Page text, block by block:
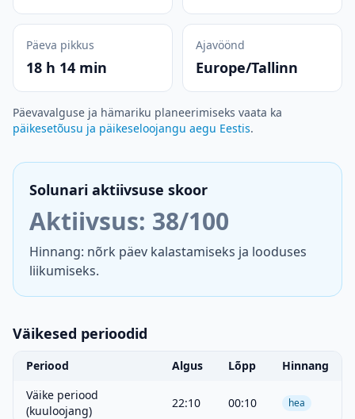
Päeva pikkus
18 h 14 min
Ajavöönd
Europe/Tallinn
Päevavalguse ja hämariku planeerimiseks vaata ka
päikesetõusu ja päikeseloojangu aegu Eestis.
Solunari aktiivsuse skoor
Aktiivsus: 38/100
Hinnang: nõrk päev kalastamiseks ja looduses
liikumiseks.
Väikesed perioodid
Periood Algus Lõpp
Hinnang
Väike periood
(kuuloojang)
22:10 00:10 hea